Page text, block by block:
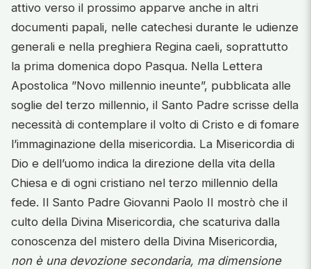
attivo verso il prossimo apparve anche in altri
documenti papali, nelle catechesi durante le udienze
generali e nella preghiera Regina caeli, soprattutto
la prima domenica dopo Pasqua. Nella Lettera
Apostolica ”Novo millennio ineunte”, pubblicata alle
soglie del terzo millennio, il Santo Padre scrisse della
necessità di contemplare il volto di Cristo e di fomare
l’immaginazione della misericordia. La Misericordia di
Dio e dell’uomo indica la direzione della vita della
Chiesa e di ogni cristiano nel terzo millennio della
fede. Il Santo Padre Giovanni Paolo II mostrò che il
culto della Divina Misericordia, che scaturiva dalla
conoscenza del mistero della Divina Misericordia,
non è una devozione secondaria, ma dimensione